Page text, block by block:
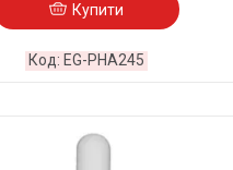
Купити
EG-PHA245